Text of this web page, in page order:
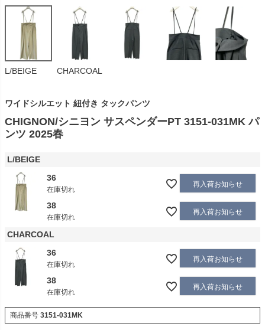
L/BEIGE CHARCOAL
ワイドシルエット 紐付き タックパンツ
CHIGNON/シニヨン サスペンダーPT 3151-031MK パ
ンツ 2025春
L/BEIGE
36
在庫切れ
再入荷お知らせ
38
在庫切れ
再入荷お知らせ
CHARCOAL
36
在庫切れ
再入荷お知らせ
38
在庫切れ
再入荷お知らせ
商品番号 3151-031MK